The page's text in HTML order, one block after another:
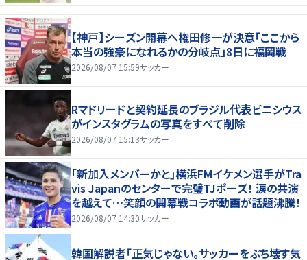
【神戸】シーズン開幕へ権田修一が決意「ここから
本当の強豪になれるかの分岐点」8日に福岡戦
2026/08/07 15:59サッカー
Rマドリードと契約延長のブラジル代表ビニシウス
がインスタグラムの写真をすべて削除
2026/08/07 15:13サッカー
｢新加入メンバーかと｣横浜FMイケメン選手がTra
vis Japanのセンターで完璧TJポーズ！ 涙の共演
を越えて…笑顔の開幕戦コラボ動画が話題沸騰！
2026/08/07 14:30サッカー
韓国解説者「正気じゃない。サッカーをぶち壊す気